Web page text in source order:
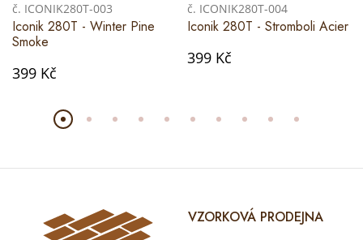
č. ICONIK280T-003
Iconik 280T - Winter Pine
Smoke
399 Kč
č. ICONIK280T-004
Iconik 280T - Stromboli Acier
399 Kč
VZORKOVÁ PRODEJNA